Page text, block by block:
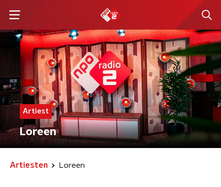
Artiest
Loreen
Artiesten Loreen